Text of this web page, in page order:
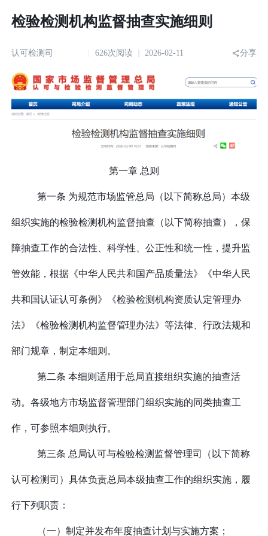
检验检测机构监督抽查实施细则
认可检测司 626次阅读 2026-02-11 分享
第一章 总则
第一条 为规范市场监管总局（以下简称总局）本级
组织实施的检验检测机构监督抽查（以下简称抽查），保
障抽查工作的合法性、科学性、公正性和统一性，提升监
管效能，根据《中华人民共和国产品质量法》《中华人民
共和国认证认可条例》《检验检测机构资质认定管理办
法》《检验检测机构监督管理办法》等法律、行政法规和
部门规章，制定本细则。
第二条 本细则适用于总局直接组织实施的抽查活
动。各级地方市场监督管理部门组织实施的同类抽查工
作，可参照本细则执行。
第三条 总局认可与检验检测监督管理司（以下简称
认可检测司）具体负责总局本级抽查工作的组织实施，履
行下列职责：
（一）制定并发布年度抽查计划与实施方案；